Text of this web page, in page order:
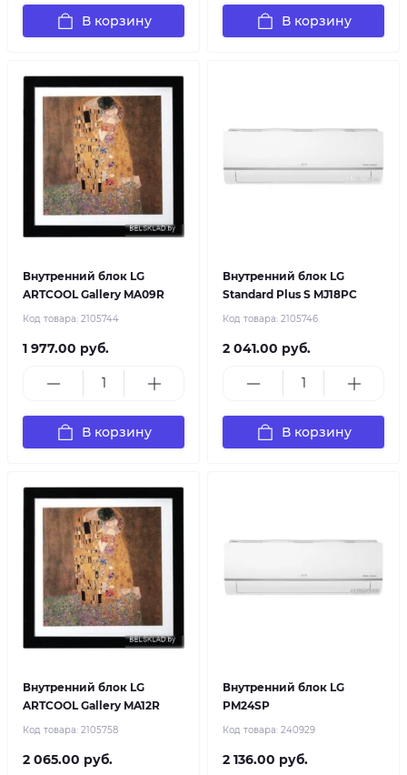
В корзину В корзину
Внутренний блок LG
ARTCOOL Gallery MA09R
Код товара: 2105744
1 977.00 руб.
В корзину
Внутренний блок LG
Standard Plus S MJ18PC
Код товара: 2105746
2 041.00 руб.
В корзину
Внутренний блок LG
ARTCOOL Gallery MA12R
Код товара: 2105758
2 065.00 руб.
Внутренний блок LG
PM24SP
Код товара: 240929
2 136.00 руб.